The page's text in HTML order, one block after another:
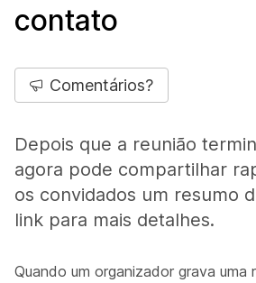
contato
Comentários?
Depois que a reunião
agora pode compartilhar
os convidados um resumo
link para mais detalhes.
Quando um organizador grava uma